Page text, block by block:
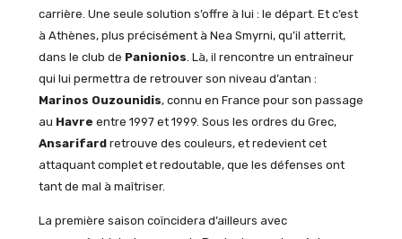
carrière. Une seule solution s’offre à lui : le départ. Et c’est
à Athènes, plus précisément à Nea Smyrni, qu’il atterrit,
dans le club de Panionios . Là, il rencontre un entraîneur
qui lui permettra de retrouver son niveau d’antan :
Marinos Ouzounidis, connu en France pour son passage
au Havre entre 1997 et 1999. Sous les ordres du Grec,
Ansarifard retrouve des couleurs, et redevient cet
attaquant complet et redoutable, que les défenses ont
tant de mal à maîtriser.
La première saison coïncidera d’ailleurs avec